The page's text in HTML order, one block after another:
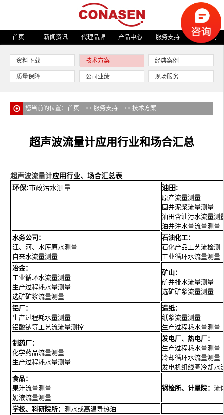
首页 新闻资讯 代理品牌 产品中心 服务支持 关于我们
资料下载 技术方案 经典案例
质量保障 公司业绩 现场服务
您当前的位置： 首页 >> 服务支持 >> 技术方案
超声波流量计应用行业和场合汇总
超声波流量计应用行业、场合汇总表
环保:市政污水测量 油田:
原产流量测量
固井泥浆流量测量
油田含油污水流量测
油井注水量流量测量
水务公司：
江、河、水库原水测量
自来水流量测量
石油化工：
石化产品工艺流检测
工业循环水流量测量
冶金：
工业循环水流量测量
生产过程耗水量测量
选矿矿浆流量测量
矿山：
矿井排水流量测量
选矿矿浆流量测量
铝厂：
生产过程耗水量测量
铝酸钠等工艺流流量测控
造纸：
纸浆流量测量
生产过程耗水量测量
制药厂：
化学药品流量测量
生产过程耗水量测量
发电厂、热电厂：
生产过程耗水量测量
冷却循环水流量测量
发电机组线圈冷却水
食品：
果汁流量测量
奶液流量测量
锅检所、计量院： 流
学校、科研院所： 测水或高温导热油